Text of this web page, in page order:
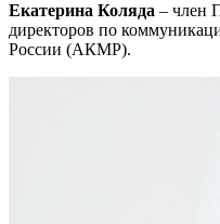
Екатерина Коляда – член
директоров по
России (АКМР).